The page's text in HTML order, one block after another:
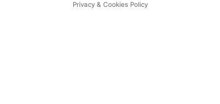
Privacy & Cookies Policy